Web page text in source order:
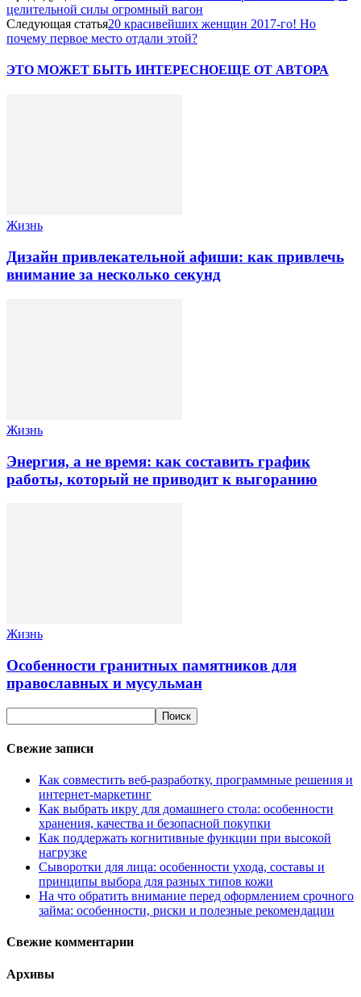
целительной силы огромный вагон
Следующая статья20 красивейших женщин 2017-го! Но
почему первое место отдали этой?
ЭТО МОЖЕТ БЫТЬ ИНТЕРЕСНОЕЩЕ ОТ АВТОРА
Жизнь
Дизайн привлекательной афиши: как привлечь
внимание за несколько секунд
Жизнь
Энергия, а не время: как составить график
работы, который не приводит к выгоранию
Жизнь
Особенности гранитных памятников для
православных и мусульман
Свежие записи
Как совместить веб-разработку, программные решения и
интернет-маркетинг
Как выбрать икру для домашнего стола: особенности
хранения, качества и безопасной покупки
Как поддержать когнитивные функции при высокой
нагрузке
Сыворотки для лица: особенности ухода, составы и
принципы выбора для разных типов кожи
На что обратить внимание перед оформлением срочного
займа: особенности, риски и полезные рекомендации
Свежие комментарии
Архивы